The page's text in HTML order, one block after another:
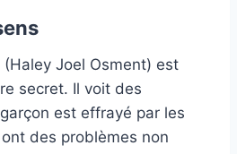
(Haley Joel Osment) est
secret. Il voit des
est effrayé par les
des problèmes non